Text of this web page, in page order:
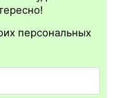
что не обязательно
для всех заказов,
электронной
купона.
персональных